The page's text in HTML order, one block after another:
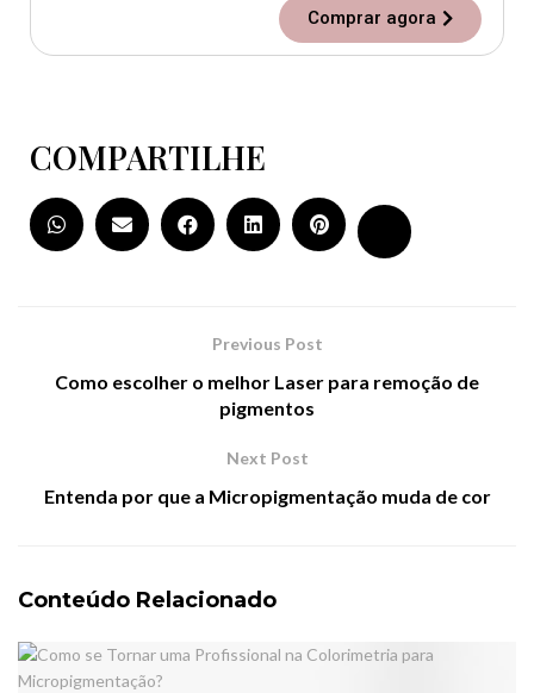
Comprar agora
COMPARTILHE
Previous Post
Como escolher o melhor Laser para remoção de
pigmentos
Next Post
Entenda por que a Micropigmentação muda de cor
Conteúdo Relacionado